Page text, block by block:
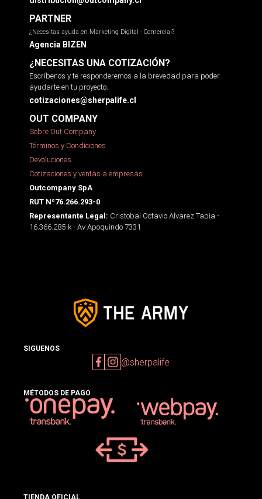
PARTNER
¿Necesitas ayuda en Marketing Digital - Comercial?
Agencia BIZEN
¿NECESITAS UNA COTIZACIÓN?
Escríbenos y te responderemos a la brevedad para poder
ayudarte en tu proyecto.
cotizaciones@sherpalife.cl
OUT COMPANY
Sobre Out Company
Términos y Condiciones
Devoluciones
Cotizaciones y ventas a empresas
Outcompany SpA
RUT Nº76.266.293-0
Representante Legal: Cristobal Octavio Alvarez Tapia -
16.366.285-k - Av Apoquindo 7331
SIGUENOS
@sherpalife
MÉTODOS DE PAGO
TIENDA OFICIAL